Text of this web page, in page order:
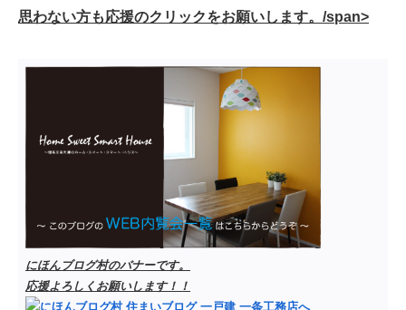
思わない方も応援のクリックをお願いします。/span>
にほんブログ村のバナーです。
応援よろしくお願いします！！